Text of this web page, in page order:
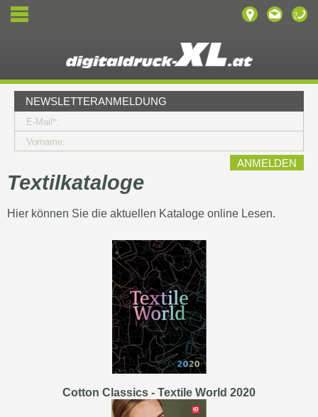
NEWSLETTERANMELDUNG
E-Mail*:
Vorname:
Textilkataloge
Hier können Sie die aktuellen Kataloge online Lesen.
Cotton Classics - Textile World 2020